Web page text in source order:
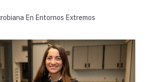
En Entornos Extremos